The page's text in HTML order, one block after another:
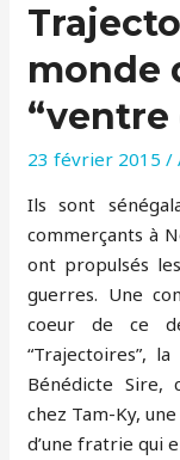
monde
“ventre
23 février 2015 /
Ils sont
commerçants à
ont propulsés
guerres. Une
coeur de ce
“Trajectoires”,
Bénédicte Sire,
chez Tam-Ky,
d’une fratrie qui